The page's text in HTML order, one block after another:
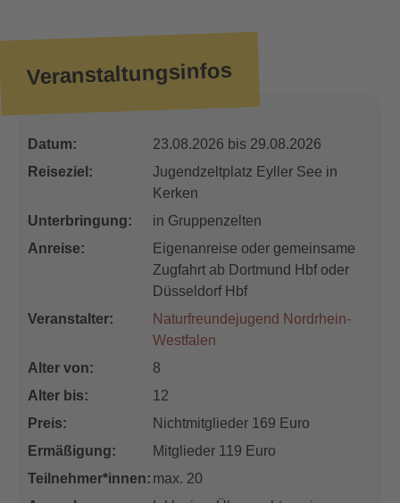
Veranstaltungsinfos
Datum:
23.08.2026 bis 29.08.2026
Reiseziel:
Jugendzeltplatz Eyller See in
Kerken
Unterbringung:
in Gruppenzelten
Anreise:
Eigenanreise oder gemeinsame
Zugfahrt ab Dortmund Hbf oder
Düsseldorf Hbf
Veranstalter:
Naturfreundejugend Nordrhein-
Westfalen
Alter von:
8
Alter bis:
12
Preis:
Nichtmitglieder 169 Euro
Ermäßigung:
Mitglieder 119 Euro
Teilnehmer*innen: max. 20